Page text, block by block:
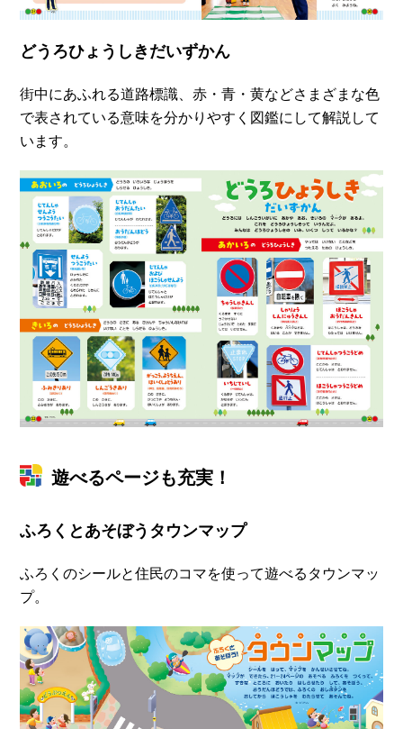
どうろひょうしきだいずかん
街中にあふれる道路標識、赤・青・黄などさまざまな色
で表されている意味を分かりやすく図鑑にして解説して
います。
遊べるページも充実！
ふろくとあそぼうタウンマップ
ふろくのシールと住民のコマを使って遊べるタウンマッ
プ。